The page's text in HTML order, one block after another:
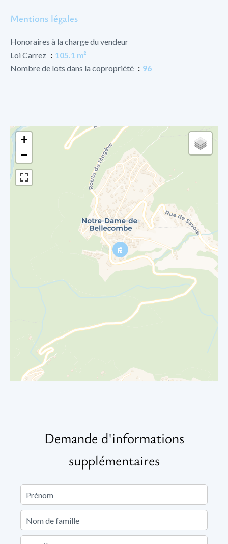
Mentions légales
Honoraires à la charge du vendeur
Loi Carrez
105.1 m²
Nombre de lots dans la copropriété
96
+
−
Demande d'informations
supplémentaires